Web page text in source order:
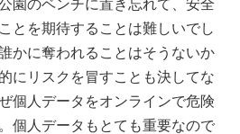
園のベンチに置き忘れて、安全
とを期待することは難しいでし
かに奪われることはそうないか
にリスクを冒すことも決してな
個人データをオンラインで危険
個人データもとても重要なので